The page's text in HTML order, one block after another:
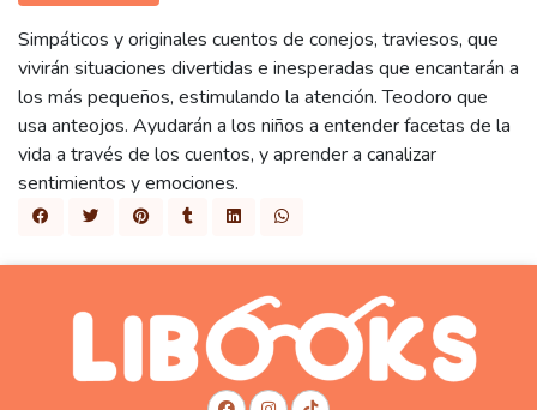
Simpáticos y originales cuentos de conejos, traviesos, que
vivirán situaciones divertidas e inesperadas que encantarán a
los más pequeños, estimulando la atención. Teodoro que
usa anteojos. Ayudarán a los niños a entender facetas de la
vida a través de los cuentos, y aprender a canalizar
sentimientos y emociones.